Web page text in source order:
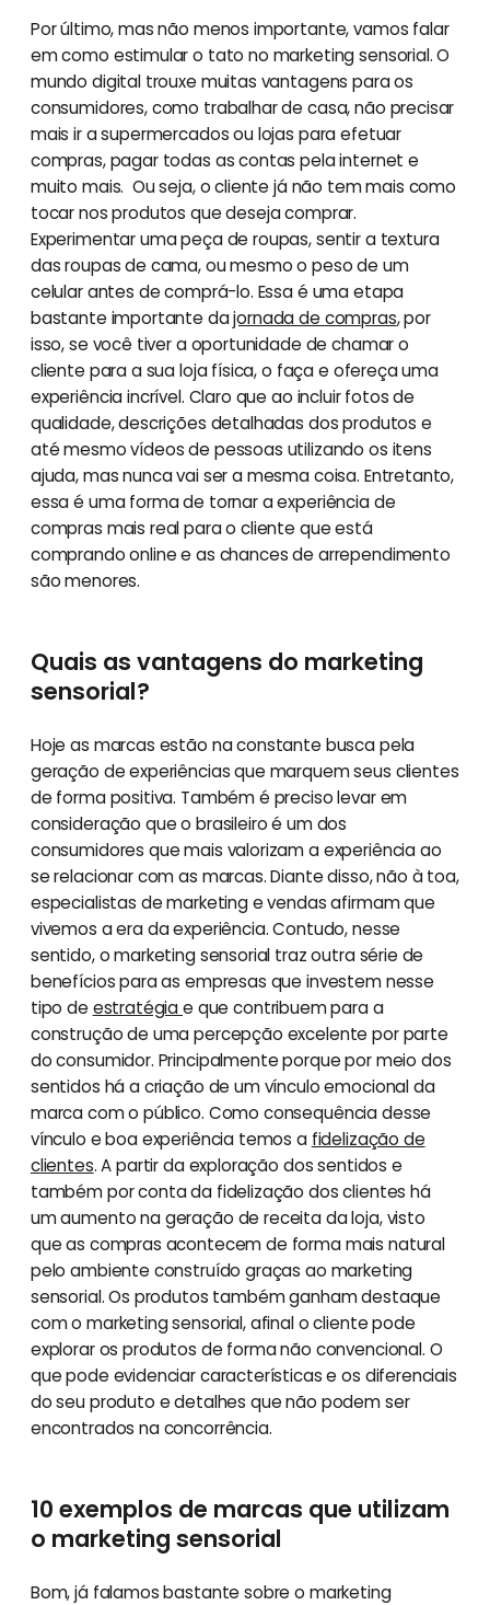
Por último, mas não menos importante, vamos falar
em como estimular o tato no marketing sensorial. O
mundo digital trouxe muitas vantagens para os
consumidores, como trabalhar de casa, não precisar
mais ir a supermercados ou lojas para efetuar
compras, pagar todas as contas pela internet e
muito mais. Ou seja, o cliente já não tem mais como
tocar nos produtos que deseja comprar.
Experimentar uma peça de roupas, sentir a textura
das roupas de cama, ou mesmo o peso de um
celular antes de comprá-lo. Essa é uma etapa
bastante importante dajornada de compras, por
isso, se você tiver a oportunidade de chamar o
cliente para a sua loja física, o faça e ofereça uma
experiência incrível. Claro que ao incluir fotos de
qualidade, descrições detalhadas dos produtos e
até mesmo vídeos de pessoas utilizando os itens
ajuda, mas nunca vai ser a mesma coisa. Entretanto,
essa é uma forma de tornar a experiência de
compras mais real para o cliente que está
comprando online e as chances de arrependimento
são menores.
Quais as vantagens do marketing
sensorial?
Hoje as marcas estão na constante busca pela
geração de experiências que marquem seus clientes
de forma positiva. Também é preciso levar em
consideração que o brasileiro é um dos
consumidores que mais valorizam a experiência ao
se relacionar com as marcas. Diante disso, não à toa,
especialistas de marketing e vendas afirmam que
vivemos a era da experiência. Contudo, nesse
sentido, o marketing sensorial traz outra série de
benefícios para as empresas que investem nesse
tipo de estratégiae que contribuem para a
construção de uma percepção excelente por parte
do consumidor. Principalmente porque por meio dos
sentidos há a criação de um vínculo emocional da
marca com o público. Como consequência desse
vínculo e boa experiência temos a fidelização de
clientes. A partir da exploração dos sentidos e
também por conta da fidelização dos clientes há
um aumento na geração de receita da loja, visto
que as compras acontecem de forma mais natural
pelo ambiente construído graças ao marketing
sensorial. Os produtos também ganham destaque
com o marketing sensorial, afinal o cliente pode
explorar os produtos de forma não convencional. O
que pode evidenciar características e os diferenciais
do seu produto e detalhes que não podem ser
encontrados na concorrência.
10 exemplos de marcas que utilizam
o marketing sensorial
Bom, já falamos bastante sobre o marketing